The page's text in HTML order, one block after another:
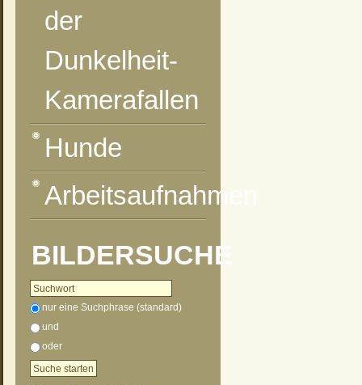
der
Dunkelheit-
Kamerafallen
Hunde
Arbeitsaufnahmen
BILDERSUCHE
nur eine Suchphrase (standard)
und
oder